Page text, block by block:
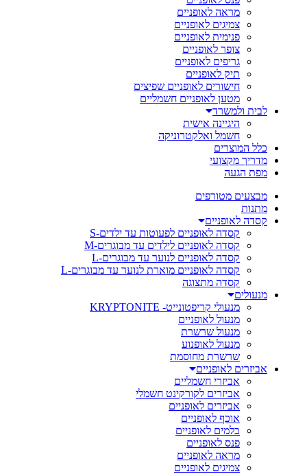
מראה לאופניים
צמיגים לאופניים
פנימית לאופניים
צופר לאופניים
גריפים לאופניים
תיק לאופניים
חישורים לאופניים שפיצים
מטען לאופניים חשמליים
לבית ולמשרד
היגיינה אישית
חשמל ואלקטרוניקה
כלל המוצרים
מדריך מקצועי
מפת הגעה
מבצעים מטורפים
מתנות
קסדה לאופניים
קסדה לאופניים לפעוטות עד ילדים-S
קסדה לאופניים לילדים עד מבוגרים-M
קסדה לאופניים לנוער עד מבוגרים-L
קסדה לאופניים מוארת לנוער עד מבוגרים-L
קסדה מתצוגה
מנעולים
מנעולי קריפטונייט- KRYPTONITE
מנעול לאופניים
מנעול שרשרת
מנעול לאופנוע
שרשרת מחוסמת
אביזרים לאופניים
אביזרי חשמליים
אביזרים לקורקינט חשמלי
אביזרים לאופניים
אוכף לאופניים
בלמים לאופניים
פנס לאופניים
מראה לאופניים
צמיגים לאופניים